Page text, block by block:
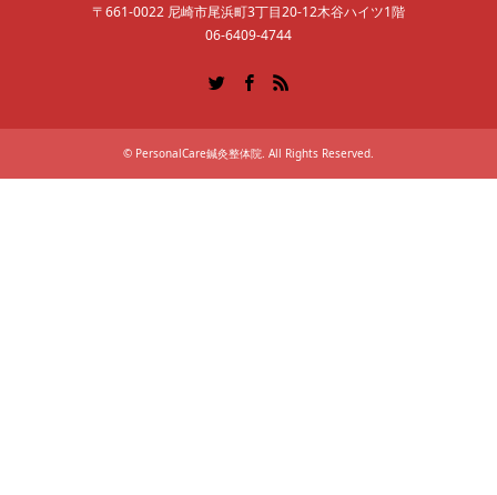
〒661-0022 尼崎市尾浜町3丁目20-12木谷ハイツ1階
06-6409-4744
© PersonalCare鍼灸整体院. All Rights Reserved.